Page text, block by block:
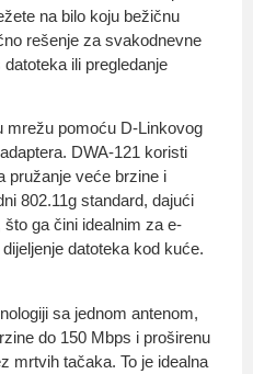
na bilo koju bežičnu
rešenje za svakodnevne
ili pregledanje
mrežu pomoću D-Linkovog
DWA-121 koristi
pružanje veće brzine i
802.11g standard, dajući
ga čini idealnim za e-
datoteka kod kuće.
sa jednom antenom,
do 150 Mbps i proširenu
mrtvih tačaka. To je idealna
Privatnost kupca
Uvjeti i odredbe